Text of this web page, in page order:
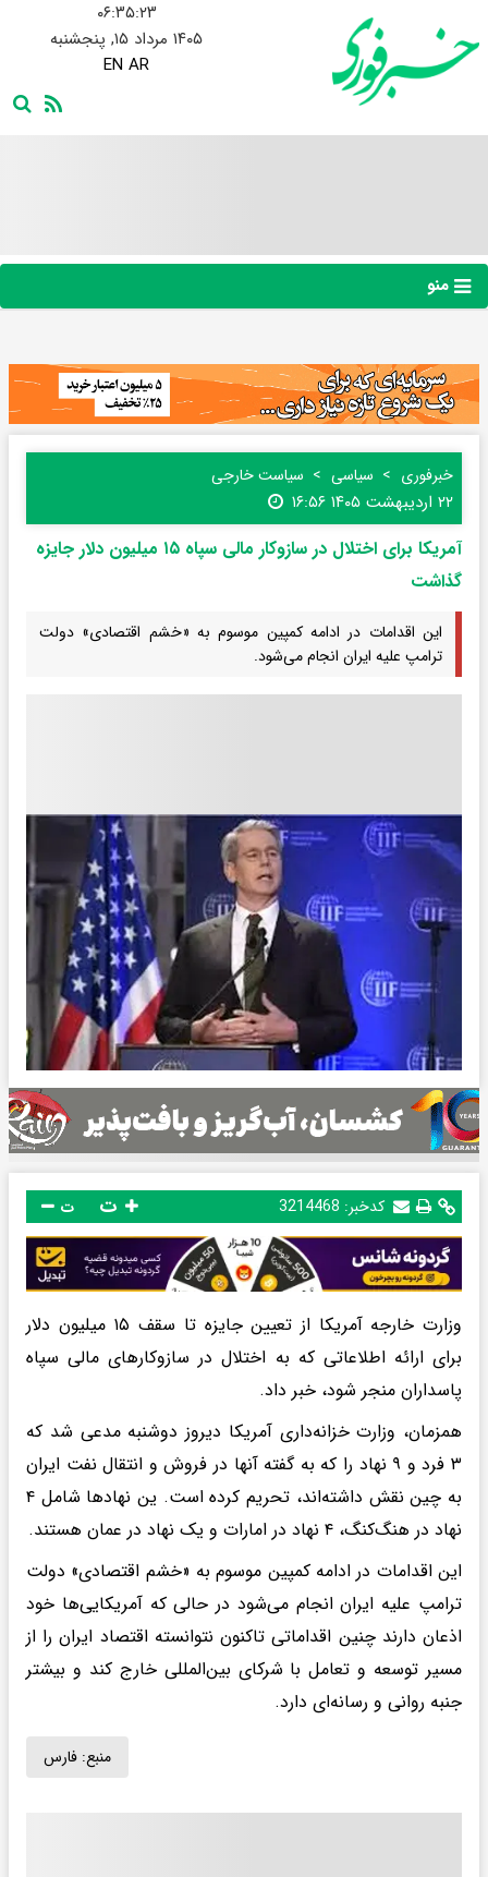
۰۶:۳۵:۲۴
۱۴۰۵ مرداد ۱۵, پنجشنبه
EN AR
منو
خبرفوری سیاسی سیاست خارجی
۲۲ اردیبهشت ۱۴۰۵ ۱۶:۵۶
آمریکا برای اختلال در سازوکار مالی سپاه ۱۵ میلیون دلار جایزه
گذاشت
این اقدامات در ادامه کمپین موسوم به «خشم اقتصادی» دولت
ترامپ علیه ایران انجام می‌شود.
کدخبر: 3214468 ت
وزارت خارجه آمریکا از تعیین جایزه تا سقف ۱۵ میلیون دلار
برای ارائه اطلاعاتی که به اختلال در سازوکارهای مالی سپاه
پاسداران منجر شود، خبر داد.
همزمان، وزارت خزانه‌داری آمریکا دیروز دوشنبه مدعی شد که
۳ فرد و ۹ نهاد را که به گفته آنها در فروش و انتقال نفت ایران
به چین نقش داشته‌اند، تحریم کرده است. ین نهادها شامل ۴
نهاد در هنگ‌کنگ، ۴ نهاد در امارات و یک نهاد در عمان هستند.
این اقدامات در ادامه کمپین موسوم به «خشم اقتصادی» دولت
ترامپ علیه ایران انجام می‌شود در حالی که آمریکایی‌ها خود
اذعان دارند چنین اقداماتی تاکنون نتوانسته اقتصاد ایران را از
مسیر توسعه و تعامل با شرکای بین‌المللی خارج کند و بیشتر
جنبه روانی و رسانه‌ای دارد.
منبع: فارس